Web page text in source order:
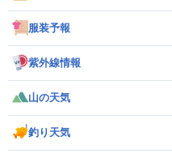
服装予報
紫外線情報
山の天気
釣り天気